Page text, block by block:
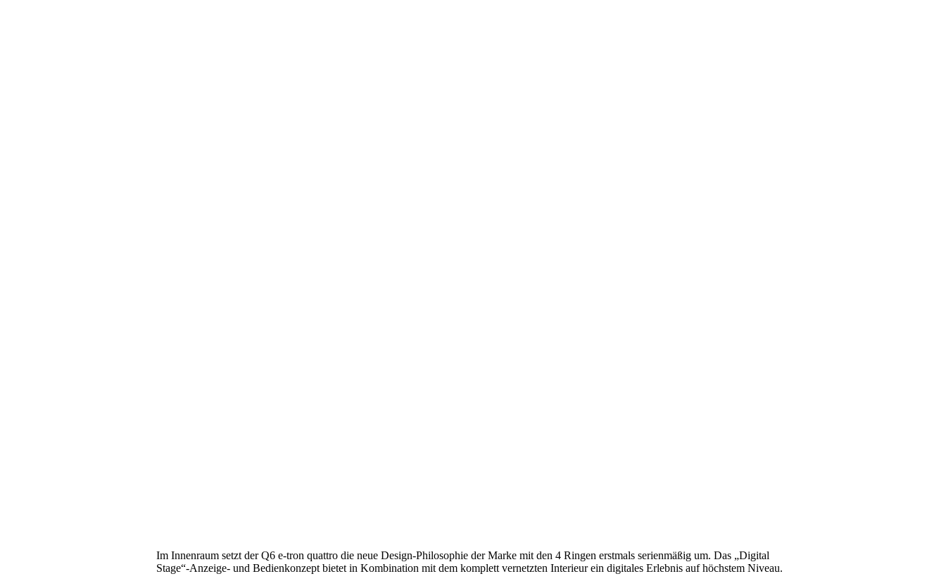
Im Innenraum setzt der Q6 e-tron quattro die neue Design-Philosophie der Marke mit den 4 Ringen erstmals serienmäßig um. Das „Digital
Stage“-Anzeige- und Bedienkonzept bietet in Kombination mit dem komplett vernetzten Interieur ein digitales Erlebnis auf höchstem Niveau.